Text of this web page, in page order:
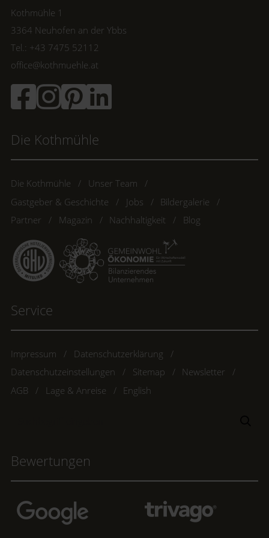
Kothmühle 1
3364 Neuhofen an der Ybbs
Tel.: +43 7475 52112
office@kothmuehle.at
Die Kothmühle
Die Kothmühle
Unser Team
Gastgeber & Geschichte
Jobs
Bildergalerie
Partner
Magazin Nachhaltigkeit Blog
Service
Impressum
Datenschutzerklärung
Datenschutzeinstellungen
Sitemap
Newsletter
AGB
Lage & Anreise English
Bewertungen